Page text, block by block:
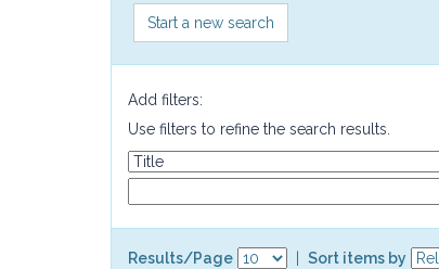
Start a new search
Add filters:
Use filters to refine the search results.
Results/Page Sort items by